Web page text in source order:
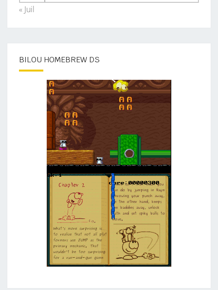
« Juil
BILOU HOMEBREW DS